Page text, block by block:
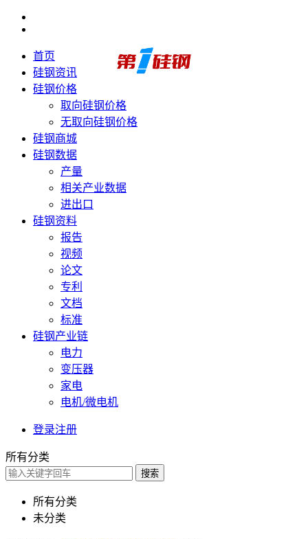
首页
硅钢资讯
硅钢价格
取向硅钢价格
无取向硅钢价格
硅钢商城
硅钢数据
产量
相关产业数据
进出口
硅钢资料
报告
视频
论文
专利
文档
标准
硅钢产业链
电力
变压器
家电
电机/微电机
登录注册
所有分类
搜索
所有分类
未分类